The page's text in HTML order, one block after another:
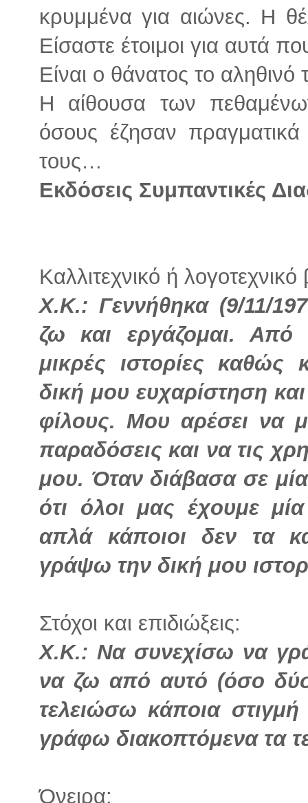
κρυμμένα για αιώνες. Η
Είσαστε έτοιμοι για αυτά
Είναι ο θάνατος το αληθινό
Η αίθουσα των
όσους έζησαν
τους…
Εκδόσεις Συμπαντικές
Καλλιτεχνικό ή
Χ.Κ.: Γεννήθηκα (9/11/
ζω και εργάζομαι. Από
μικρές ιστορίες καθώς
δική μου ευχαρίστηση
φίλους. Μου αρέσει να
παραδόσεις και να τις
μου. Όταν διάβασα σε
ότι όλοι μας έχουμε
απλά κάποιοι δεν τα
γράψω την δική μου
Στόχοι και επιδιώξεις:
Χ.Κ.: Να συνεχίσω να
να ζω από αυτό (όσο
τελειώσω κάποια
γράφω διακοπτόμενα τα
Όνειρα: